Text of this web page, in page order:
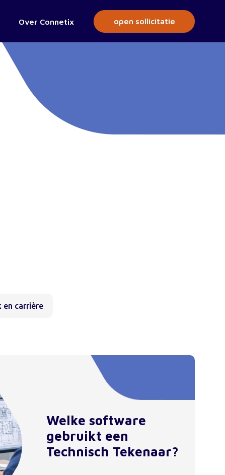
Over Connetix open sollicitatie
en carrière
Welke software
gebruikt een
Technisch Tekenaar?